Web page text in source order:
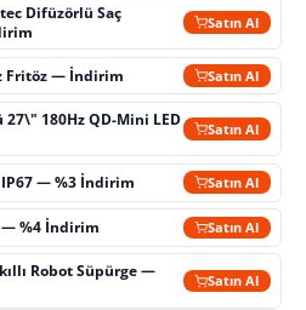
Difüzörlü Saç
Satın Al
Fritöz — İndirim Satın Al
27\" 180Hz QD-Mini LED
Satın Al
IP67 — %3 İndirim Satın Al
— %4 İndirim Satın Al
Robot Süpürge —
Satın Al